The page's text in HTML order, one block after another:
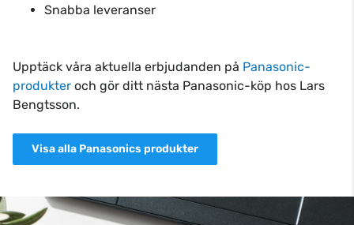
Snabba leveranser
Upptäck våra aktuella erbjudanden på Panasonic-
produkter och gör ditt nästa Panasonic-köp hos Lars
Bengtsson.
Visa alla Panasonics produkter